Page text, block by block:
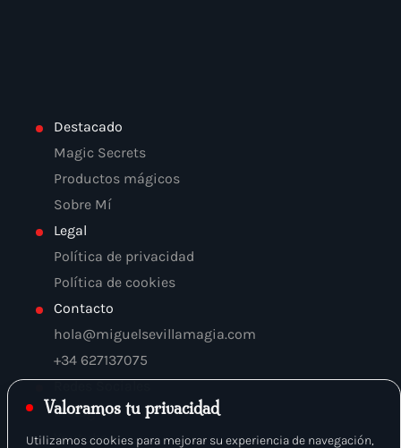
Valoramos tu privacidad
Utilizamos cookies para mejorar su experiencia de navegación,
Destacado
Magic Secrets
Productos mágicos
Sobre Mí
Legal
Política de privacidad
Política de cookies
Contacto
hola@miguelsevillamagia.com
+34 627137075
Redes Sociales
Instagram
Youtube